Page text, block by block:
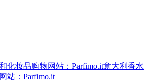
意大利香水
站：Parfimo.it